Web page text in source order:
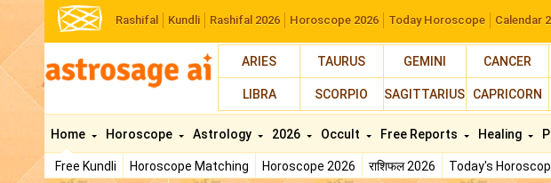
Rashifal Kundli Rashifal 2026 Horoscope 2026 Today Horoscope Calendar
ARIES TAURUS GEMINI CANCER
LIBRA SCORPIO SAGITTARIUS CAPRICORN
Home
Free Kundli Horoscope Matching Horoscope 2026 राशिफल 2026 Today's
Horoscope Astrology 2026 Occult Free Reports Healing